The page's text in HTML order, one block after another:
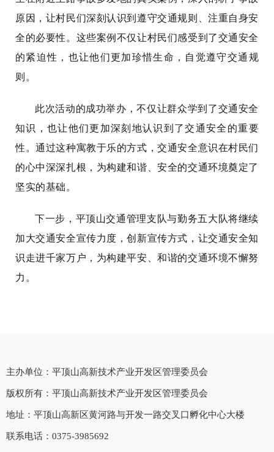
原因，让村民们深刻认识到遵守交通规则、注重自身安
全的必要性。这些案例不仅让村民们感受到了交通安全
的紧迫性，也让他们更加珍惜生命，自觉遵守交通规
则。
此次活动的成功举办，不仅让群众学到了交通安全
知识，也让他们更加深刻地认识到了交通安全的重要
性。通过这种寓教于乐的方式，交通安全意识在村民们
的心中深深扎根，为构建和谐、安全的交通环境奠定了
坚实的基础。
下一步，平顶山交通管理支队与勤务五大队将继续
加大交通安全宣传力度，创新宣传方式，让交通安全知
识走进千家万户，为构建平安、和谐的交通环境不懈努
力。
主办单位：平顶山高新技术产业开发区管理委员会
版权所有：平顶山高新技术产业开发区管理委员会
地址：平顶山高新区黄河路与开发一路交叉口孵化中心大楼
联系电话：0375-3985692